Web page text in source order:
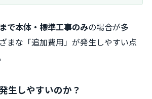
で本体・標準工事のみの場合が多
まな「追加費用」が発生しやすい点
生しやすいのか？